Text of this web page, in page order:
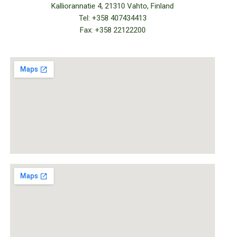
Kalliorannatie 4, 21310 Vahto, Finland
Tel: +358 407434413
Fax: +358 22122200